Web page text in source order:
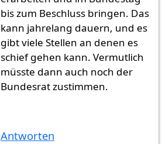
bis zum Beschluss bringen. Das
kann jahrelang dauern, und es
gibt viele Stellen an denen es
schief gehen kann. Vermutlich
müsste dann auch noch der
Bundesrat zustimmen.
Antworten